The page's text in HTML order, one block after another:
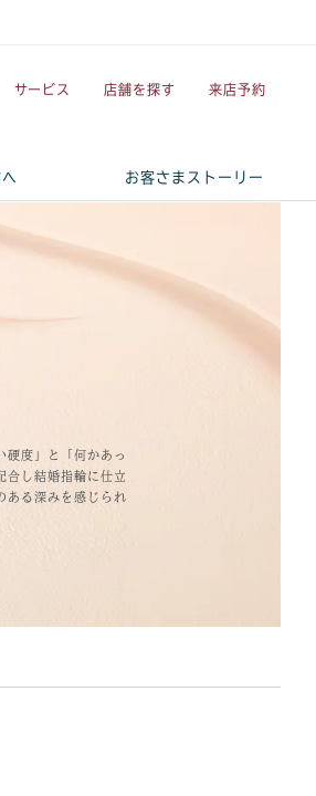
サービス 店舗を探す 来店予約
お客さまストーリー
硬度」と「何かあっ
合し結婚指輪に仕立
ある深みを感じられ